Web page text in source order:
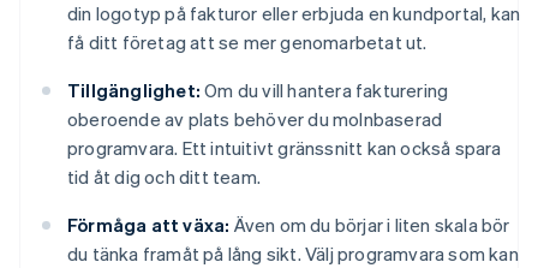
din logotyp på fakturor eller erbjuda en kundportal, kan
få ditt företag att se mer genomarbetat ut.
Tillgänglighet: Om du vill hantera fakturering
oberoende av plats behöver du molnbaserad
programvara. Ett intuitivt gränssnitt kan också spara
tid åt dig och ditt team.
Förmåga att växa: Även om du börjar i liten skala bör
du tänka framåt på lång sikt. Välj programvara som kan